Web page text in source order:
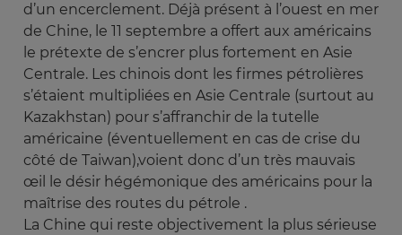
d’un encerclement. Déjà présent à l’ouest en mer
de Chine, le 11 septembre a offert aux américains
le prétexte de s’encrer plus fortement en Asie
Centrale. Les chinois dont les firmes pétrolières
s’étaient multipliées en Asie Centrale (surtout au
Kazakhstan) pour s’affranchir de la tutelle
américaine (éventuellement en cas de crise du
côté de Taiwan),voient donc d’un très mauvais
œil le désir hégémonique des américains pour la
maîtrise des routes du pétrole .
La Chine qui reste objectivement la plus sérieuse